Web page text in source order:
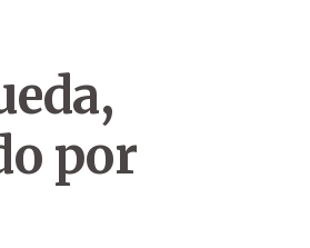
por